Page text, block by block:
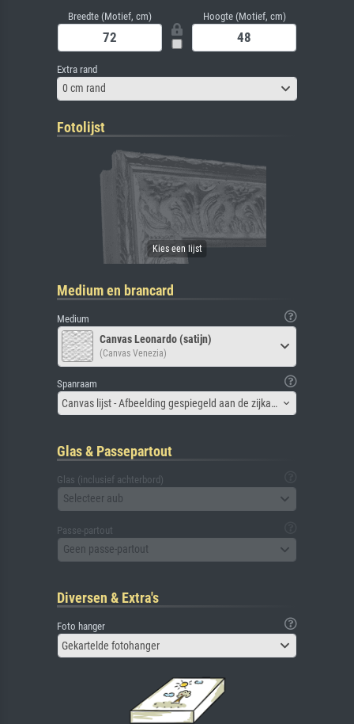
Breedte (Motief, cm) Hoogte (Motief, cm)
Extra rand
0 cm rand
Fotolijst
Medium en brancard
Medium
Canvas Leonardo (satijn)
(Canvas Venezia)
Spanraam
Canvas lijst - Afbeelding gespiegeld aan de zijkant
Glas & Passepartout
Glas (inclusief achterbord)
Selecteer aub
Passe-partout
Geen passe-partout
Diversen & Extra's
Foto hanger
Gekartelde fotohanger